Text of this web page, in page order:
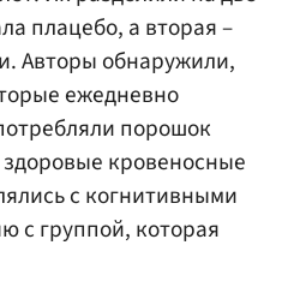
плацебо, а вторая –
Авторы обнаружили,
ежедневно
порошок
кровеносные
с когнитивными
с группой, которая